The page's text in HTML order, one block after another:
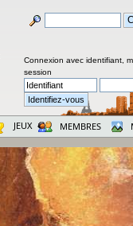
Connexion avec identifiant,
session
JEUX MEMBRES